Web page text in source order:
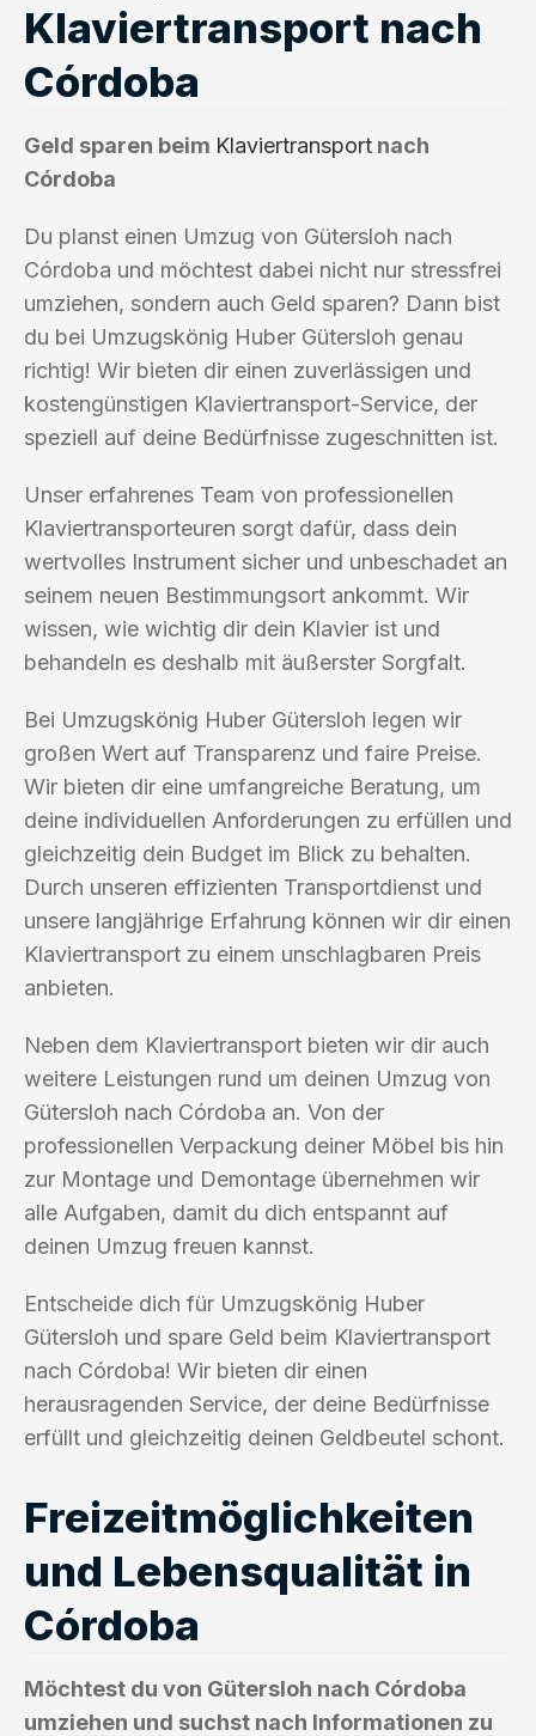
Klaviertransport nach
Córdoba
Geld sparen beim Klaviertransport nach
Córdoba
Du planst einen Umzug von Gütersloh nach
Córdoba und möchtest dabei nicht nur stressfrei
umziehen, sondern auch Geld sparen? Dann bist
du bei Umzugskönig Huber Gütersloh genau
richtig! Wir bieten dir einen zuverlässigen und
kostengünstigen Klaviertransport-Service, der
speziell auf deine Bedürfnisse zugeschnitten ist.
Unser erfahrenes Team von professionellen
Klaviertransporteuren sorgt dafür, dass dein
wertvolles Instrument sicher und unbeschadet an
seinem neuen Bestimmungsort ankommt. Wir
wissen, wie wichtig dir dein Klavier ist und
behandeln es deshalb mit äußerster Sorgfalt.
Bei Umzugskönig Huber Gütersloh legen wir
großen Wert auf Transparenz und faire Preise.
Wir bieten dir eine umfangreiche Beratung, um
deine individuellen Anforderungen zu erfüllen und
gleichzeitig dein Budget im Blick zu behalten.
Durch unseren effizienten Transportdienst und
unsere langjährige Erfahrung können wir dir einen
Klaviertransport zu einem unschlagbaren Preis
anbieten.
Neben dem Klaviertransport bieten wir dir auch
weitere Leistungen rund um deinen Umzug von
Gütersloh nach Córdoba an. Von der
professionellen Verpackung deiner Möbel bis hin
zur Montage und Demontage übernehmen wir
alle Aufgaben, damit du dich entspannt auf
deinen Umzug freuen kannst.
Entscheide dich für Umzugskönig Huber
Gütersloh und spare Geld beim Klaviertransport
nach Córdoba! Wir bieten dir einen
herausragenden Service, der deine Bedürfnisse
erfüllt und gleichzeitig deinen Geldbeutel schont.
Freizeitmöglichkeiten
und Lebensqualität in
Córdoba
Möchtest du von Gütersloh nach Córdoba
umziehen und suchst nach Informationen zu